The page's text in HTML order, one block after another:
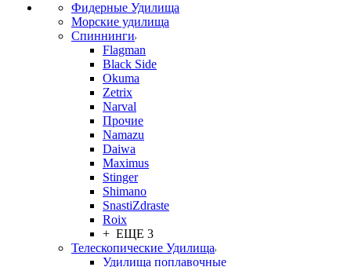
Фидерные Удилища
Морские удилища
Спиннинги
Flagman
Black Side
Okuma
Zetrix
Narval
Прочие
Namazu
Daiwa
Maximus
Stinger
Shimano
SnastiZdraste
Roix
+ ЕЩЕ 3
Телескопические Удилища
Удилища поплавочные